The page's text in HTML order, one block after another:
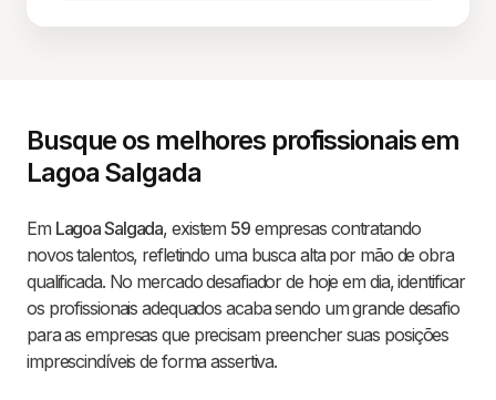
Busque os melhores profissionais em
Lagoa Salgada
Em Lagoa Salgada, existem 59empresas contratando
novos talentos, refletindo uma busca alta por mão de obra
qualificada. No mercado desafiador de hoje em dia, identificar
os profissionais adequados acaba sendo um grande desafio
para as empresas que precisam preencher suas posições
imprescindíveis de forma assertiva.